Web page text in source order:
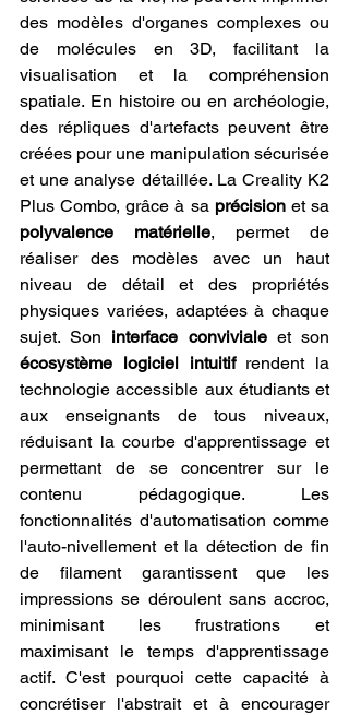
des modèles d'organes complexes ou
de molécules en 3D, facilitant la
visualisation et la compréhension
spatiale. En histoire ou en archéologie,
des répliques d'artefacts peuvent être
créées pour une manipulation sécurisée
et une analyse détaillée. La Creality K2
Plus Combo, grâce à sa précision
polyvalence matérielle, permet de
réaliser des modèles avec un haut
niveau de détail et des propriétés
physiques variées, adaptées à chaque
sujet. Son interface conviviale
écosystème logiciel intuitif rendent la
technologie accessible aux étudiants et
aux enseignants de tous niveaux,
réduisant la courbe d'apprentissage et
permettant de se concentrer sur le
contenu pédagogique. Les
fonctionnalités d'automatisation comme
l'auto-nivellement et la détection de fin
de filament garantissent que les
impressions se déroulent sans accroc,
minimisant les frustrations et
maximisant le temps d'apprentissage
actif. C'est pourquoi cette capacité à
concrétiser l'abstrait et à encourager